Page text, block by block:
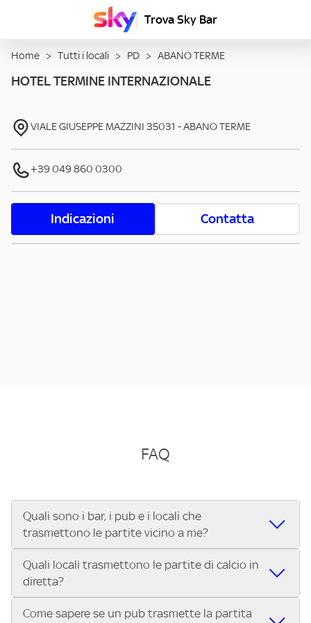
Trova Sky Bar
Home > Tutti i locali > PD > ABANO TERME
HOTEL TERMINE INTERNAZIONALE
VIALE GIUSEPPE MAZZINI 35031 -ABANO TERME
+39 049 860 0300
Indicazioni Contatta
FAQ
Quali sono i bar, i pub e i locali che
trasmettono le partite vicino a me?
Se cerchi un bar, pub, ristorante o locale vicino a te per
vedere le partite di Serie A ENILIVE, la Serie C Sky Wifi, la
UEFA Champions League, la UEFA Europa League, la UEFA
Conference League, il Tennis, la Formula 1®, la MotoGP™ e
Quali locali trasmettono le partite di calcio in
diretta?
Vuoi sapere quali bar, pub o ristoranti mostrano le partite
Come sapere se un pub trasmette la partita